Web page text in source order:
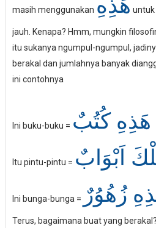
masih menggunakan هَذِهِ
jauh. Kenapa? Hmm, mungkin
itu sukanya ngumpul-ngumpul,
berakal dan jumlahnya banyak
ini contohnya
Ini buku-buku = هَذِهِ كُتُبٌ
Itu pintu-pintu = اَبْوَابٌ
Ini bunga-bunga = زُهُوُرٌ
Terus, bagaimana buat yang